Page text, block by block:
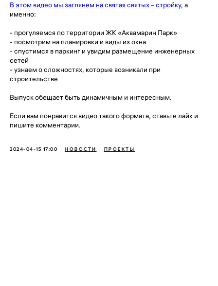
В этом видео мы заглянем на святая святых – стройку, а
именно:
- прогуляемся по территории ЖК «Аквамарин Парк»
- посмотрим на планировки и виды из окна
- спустимся в паркинг и увидим размещение инженерных
сетей
- узнаем о сложностях, которые возникали при
строительстве
Выпуск обещает быть динамичным и интересным.
Если вам понравится видео такого формата, ставьте лайк и
пишите комментарии.
2024-04-15 17:00 НОВОСТИ ПРОЕКТЫ